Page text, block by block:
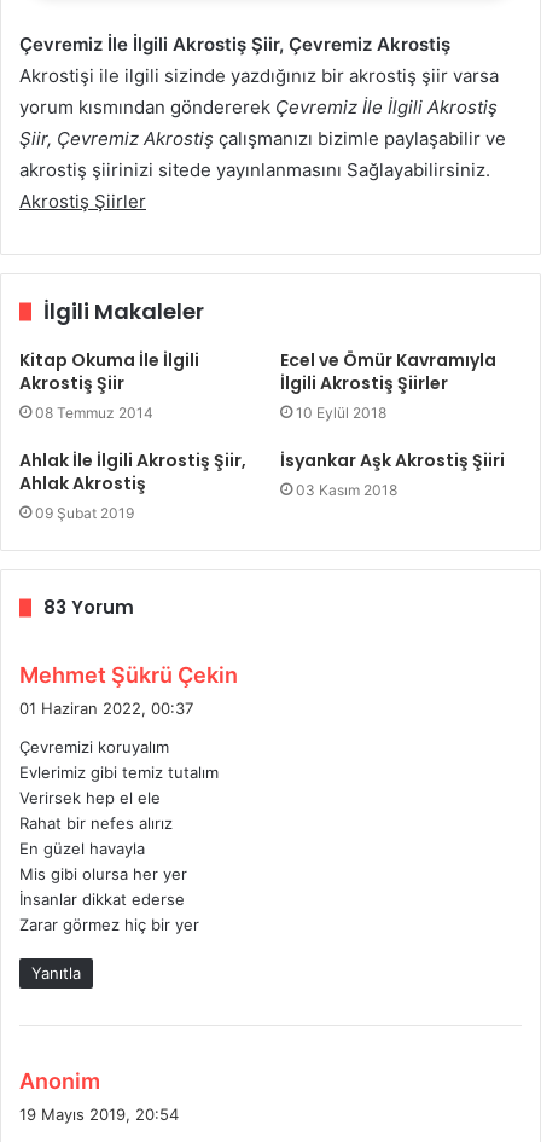
Çevremiz İle İlgili Akrostiş Şiir, Çevremiz Akrostiş
Akrostişi ile ilgili sizinde yazdığınız bir akrostiş şiir varsa
yorum kısmından göndererek Çevremiz İle İlgili Akrostiş
Şiir, Çevremiz Akrostiş çalışmanızı bizimle paylaşabilir ve
akrostiş şiirinizi sitede yayınlanmasını Sağlayabilirsiniz.
Akrostiş Şiirler
İlgili Makaleler
Kitap Okuma İle İlgili
Akrostiş Şiir
08 Temmuz 2014
Ecel ve Ömür Kavramıyla
İlgili Akrostiş Şiirler
10 Eylül 2018
Ahlak İle İlgili Akrostiş Şiir,
Ahlak Akrostiş
09 Şubat 2019
İsyankar Aşk Akrostiş Şiiri
03 Kasım 2018
83 Yorum
Mehmet Şükrü Çekin
01 Haziran 2022, 00:37
Çevremizi koruyalım
Evlerimiz gibi temiz tutalım
Verirsek hep el ele
Rahat bir nefes alırız
En güzel havayla
Mis gibi olursa her yer
İnsanlar dikkat ederse
Zarar görmez hiç bir yer
Yanıtla
Anonim
e
19 Mayıs 2019, 20:54